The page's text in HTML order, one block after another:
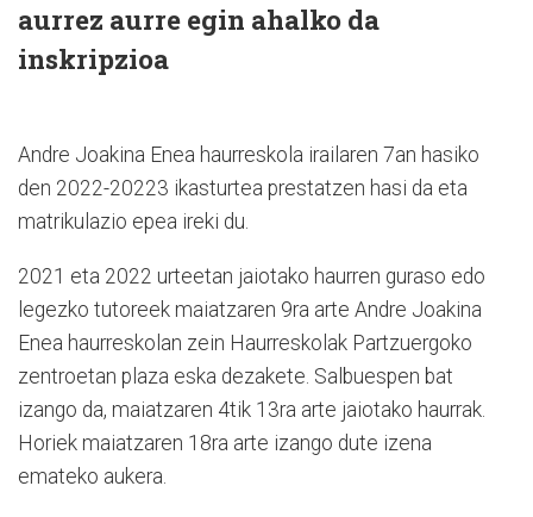
aurrez aurre egin ahalko da
inskripzioa
Andre Joakina Enea haurreskola irailaren 7an hasiko
den 2022-20223 ikasturtea prestatzen hasi da eta
matrikulazio epea ireki du.
2021 eta 2022 urteetan jaiotako haurren guraso edo
legezko tutoreek maiatzaren 9ra arte Andre Joakina
Enea haurreskolan zein Haurreskolak Partzuergoko
zentroetan plaza eska dezakete. Salbuespen bat
izango da, maiatzaren 4tik 13ra arte jaiotako haurrak.
Horiek maiatzaren 18ra arte izango dute izena
emateko aukera.